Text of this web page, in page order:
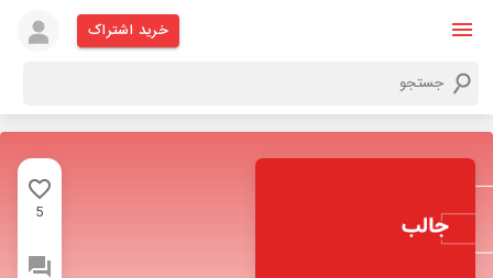
خرید اشتراک
5